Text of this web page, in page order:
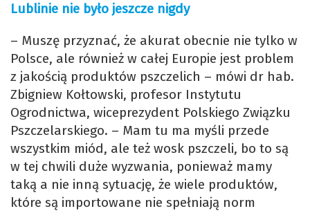
Lublinie nie było jeszcze nigdy
– Muszę przyznać, że akurat obecnie nie tylko w
Polsce, ale również w całej Europie jest problem
z jakością produktów pszczelich – mówi dr hab.
Zbigniew Kołtowski, profesor Instytutu
Ogrodnictwa, wiceprezydent Polskiego Związku
Pszczelarskiego. – Mam tu ma myśli przede
wszystkim miód, ale też wosk pszczeli, bo to są
w tej chwili duże wyzwania, ponieważ mamy
taką a nie inną sytuację, że wiele produktów,
które są importowane nie spełniają norm